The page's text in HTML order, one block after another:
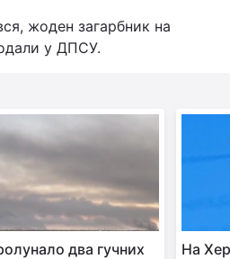
жоден загарбник на
у ДПСУ.
два гучних
На